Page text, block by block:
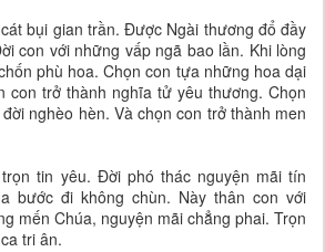
bụi gian trần. Được Ngài thương đổ đầy
con với những vấp ngã bao lần. Khi lòng
phù hoa. Chọn con tựa những hoa dại
con trở thành nghĩa tử yêu thương. Chọn
nghèo hèn. Và chọn con trở thành men
tin yêu. Đời phó thác nguyện mãi tín
bước đi không chùn. Này thân con với
mến Chúa, nguyện mãi chẳng phai. Trọn
tri ân.